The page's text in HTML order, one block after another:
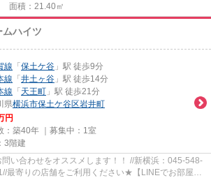
面積：21.40㎡
ムハイツ
線 「 保土ケ谷 」駅 徒歩9分
線 「 井土ヶ谷 」駅 徒歩14分
線 「 天王町 」駅 徒歩21分
県横浜市保土ケ谷区岩井町
円
：築40年 ｜募集中： 1室
3階建
い合わせをオススメします！！ //新横浜：045-548-
最寄りの店舗をご利用ください★【LINEでお部屋探